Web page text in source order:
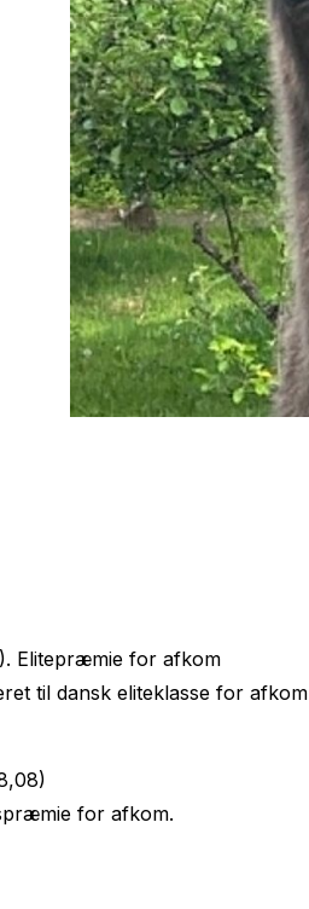
Elitepræmie for afkom
til dansk eliteklasse for afkom
for afkom.